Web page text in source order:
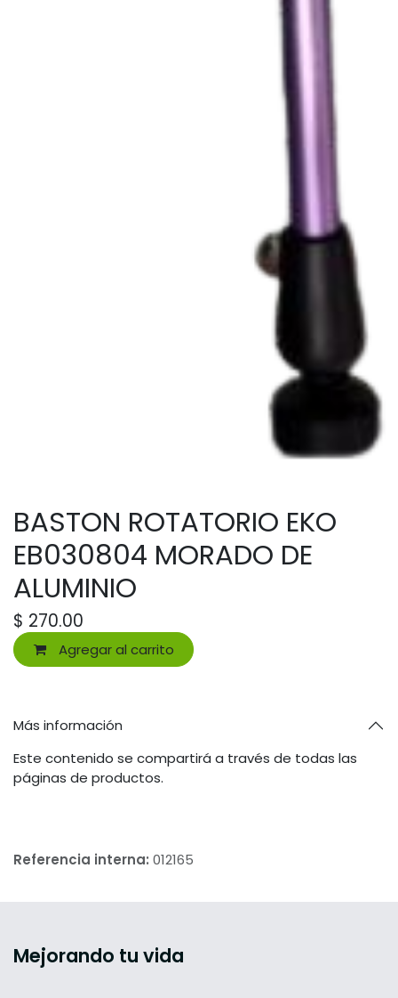
BASTON ROTATORIO EKO
EB030804 MORADO DE
ALUMINIO
$ 270.00
Agregar al carrito
Más información
Este contenido se compartirá a través de todas las
páginas de productos.
Referencia interna: 012165
Mejorando tu vida